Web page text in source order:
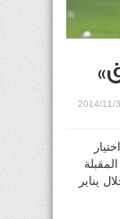
2014/11/
يناير